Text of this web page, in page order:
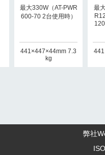
最大330W（AT-PWR
600-70 2台使用時）
441×447×44mm 7.3
kg
最
弊社